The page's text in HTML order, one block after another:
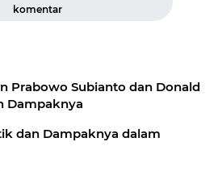
komentar
Prabowo Subianto dan Donald
Dampaknya
dan Dampaknya dalam